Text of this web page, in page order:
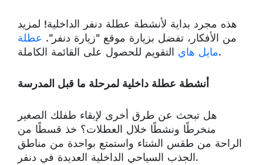
هذه مجرد بداية لأنشطة عطلة دنفر الداخلية! لمزيد
من الأفكار، تفضل بزيارة موقع "زيارة دنفر". عطلة
مايل هايالتقويم للحصول على القائمة الكاملة.
أنشطة عطلة داخلية لمرحلة ما قبل المدرسة
هل تبحث عن طرق أخرى لإبقاء طفلك الصغير
منخرطًا ونشطًا خلال العطلات؟ خذ قسطًا من
الراحة من طقس الشتاء واستمتع بواحدة من مناطق
الجذب السياحي الداخلية العديدة في دنفر.